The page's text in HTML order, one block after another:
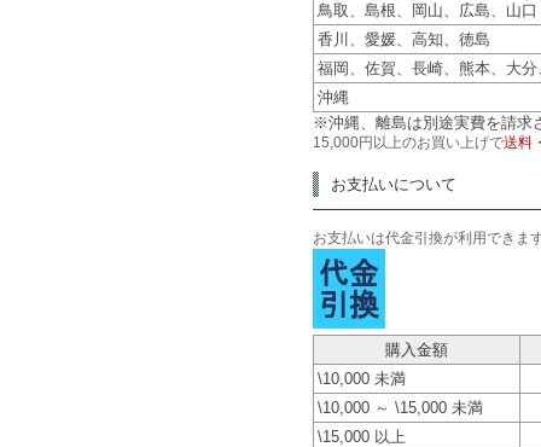
鳥取、島根、岡山、広島、山口
香川、愛媛、高知、徳島
福岡、佐賀、長崎、熊本、大
沖縄
※沖縄、離島は別途実費を請求
15,000円以上のお買い上げで送料
お支払いについて
お支払いは代金引換が利用できま
購入金額
\10,000 未満
\10,000 ～ \15,000 未満
\15,000 以上